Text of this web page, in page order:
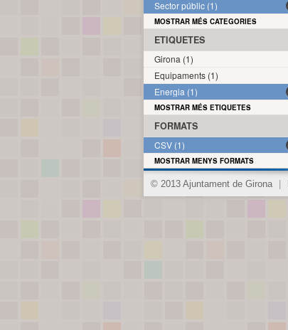
Sector públic (1)
MOSTRAR MÉS CATEGORIES
ETIQUETES
Girona (1)
Equipaments (1)
Energia (1)
MOSTRAR MÉS ETIQUETES
FORMATS
CSV (1)
MOSTRAR MENYS FORMATS
© 2013 Ajuntament de Girona